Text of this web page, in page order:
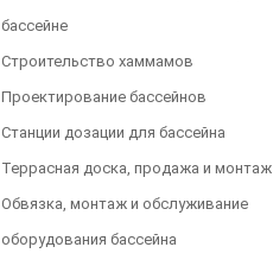
бассейне
Строительство хаммамов
Проектирование басcейнов
Станции дозации для бассейна
Террасная доска, продажа и монтаж
Обвязка, монтаж и обслуживание
оборудования бассейна